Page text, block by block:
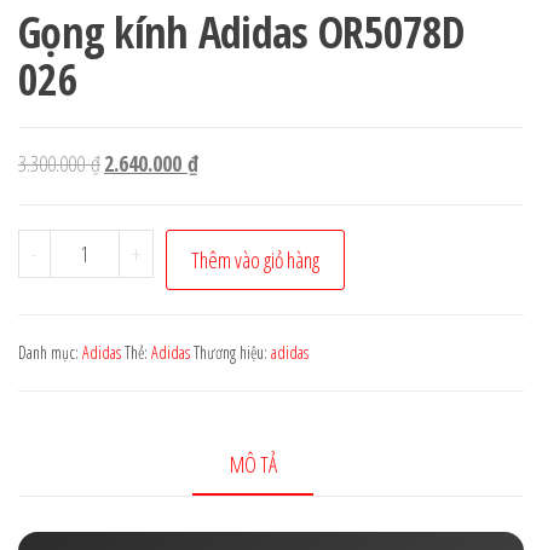
Gọng kính Adidas OR5078D
026
3.300.000₫Giá
là:
3.300.000 ₫.
2.640.000 ₫Giá
tại
là:
2.640.000 ₫.
-
Gọng
kính
OR5078D
+ Thêm vào giỏ hàng
Danh mục: AdidasThẻ: AdidasThương hiệu: adidas
MÔ TẢ